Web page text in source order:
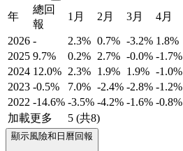
年
總回
報
1月 2月 3月 4月
2026 - 2.3% 0.7% -3.2% 1.8%
2025 9.7% 0.2% 2.7% -0.0% -1.7%
2024 12.0% 2.3% 1.9% 1.9% -1.0%
2023 -0.5% 7.0% -2.4% -2.8% -1.2%
2022 -14.6% -3.5% -4.2% -1.6% -0.8%
加載更多
5 (共8)
顯示風險和日曆回報